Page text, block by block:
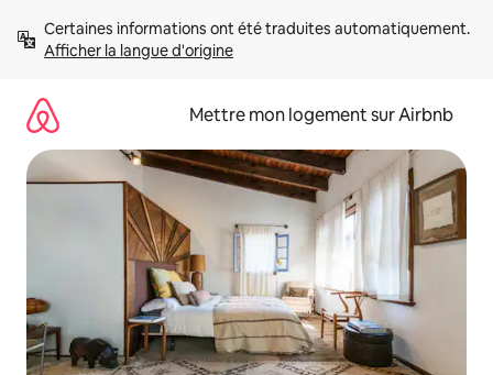
directement
Afficher la langue d'origine
Mettre mon logement sur Airbnb